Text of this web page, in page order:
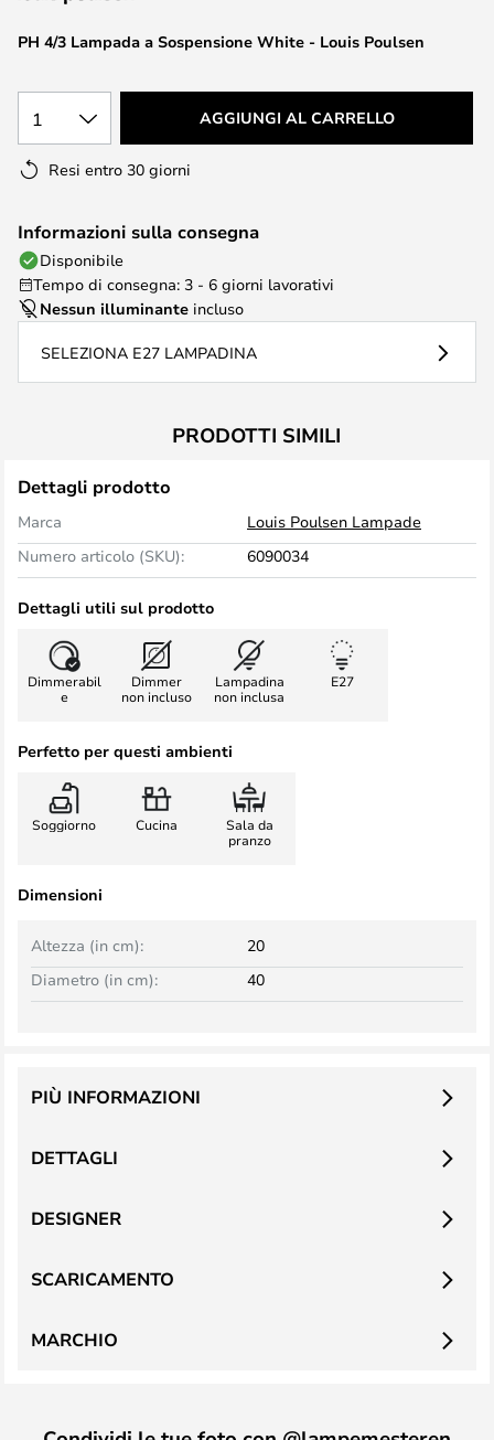
PH 4/3 Lampada a Sospensione White - Louis Poulsen
1 AGGIUNGI AL CARRELLO
Resi entro 30 giorni
Informazioni sulla consegna
Disponibile
Tempo di consegna: 3 - 6 giorni lavorativi
Nessun illuminante incluso
SELEZIONA E27 LAMPADINA
PRODOTTI SIMILI
Dettagli prodotto
Marca
Louis Poulsen Lampade
Numero articolo (SKU):
6090034
Dettagli utili sul prodotto
Dimmerabil
e
Dimmer
non incluso
Lampadina
non inclusa
E27
Perfetto per questi ambienti
Soggiorno Cucina
Sala da
pranzo
Dimensioni
Altezza (in cm):
20
Diametro (in cm):
40
DETTAGLI
PIÙ INFORMAZIONI
DESIGNER
SCARICAMENTO
MARCHIO